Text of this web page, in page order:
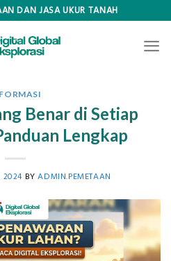
DAN JASA UKUR TANAH
Benar di Setiap
Lengkap
2024 BYADMIN.PEMETAAN